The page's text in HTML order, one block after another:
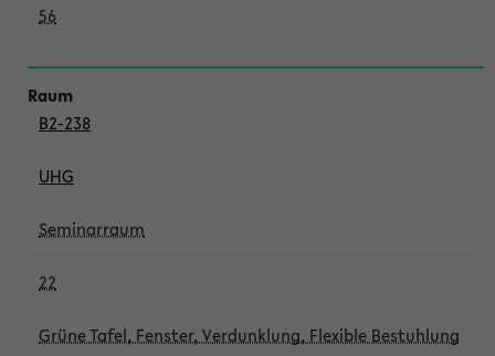
56
B2-238
UHG
Seminarraum
22
Grüne Tafel, Fenster, Verdunklung, Flexible Bestuhlung